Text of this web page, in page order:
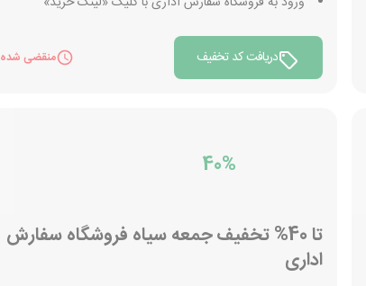
دریافت کد تخفیف منقضی شده
40%
تا 40% تخفیف جمعه سیاه فروشگاه سفارش
اداری